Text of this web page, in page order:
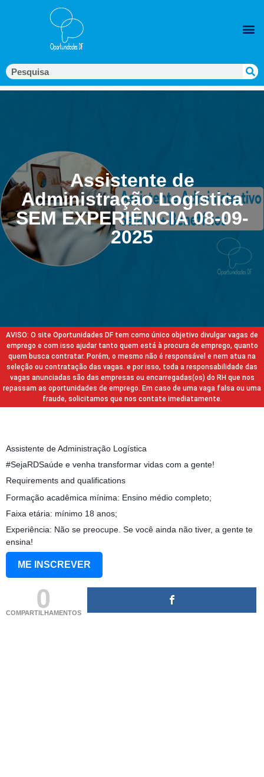
Assistente de
Administração Logística
SEM EXPERIÊNCIA 08-09-
2025
AVISO: O site Oportunidades DF tem como único objetivo divulgar vagas de
emprego e com isso ajudar tanto quem está à procura de emprego, quanto
quem busca contratar. Porém, o mesmo não é responsável e nem atua na
seleção ou contratação das vagas. e por isso, toda a responsabilidade das
vagas anunciadas são das empresas ou encarregadas(os) do RH que nos
repassam as oportunidades de emprego. Em caso de uma vaga falsa ou uma
fraude, solicitamos que nos contate imediatamente.
Assistente de Administração Logística
#SejaRDSaúde e venha transformar vidas com a gente!
Requirements and qualifications
Formação acadêmica mínima: Ensino médio completo;
Faixa etária: mínimo 18 anos;
Experiência: Não se preocupe. Se você ainda não tiver, a gente te
ensina!
ME INSCREVER
0
COMPARTILHAMENTOS